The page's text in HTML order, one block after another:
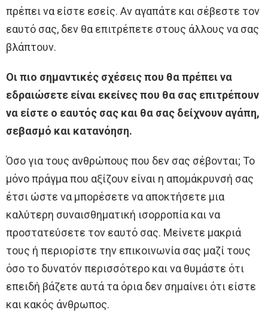
πρέπει να είστε εσείς. Αν αγαπάτε και σέβεστε τον
εαυτό σας, δεν θα επιτρέπετε στους άλλους να σας
βλάπτουν.
Οι πιο σημαντικές σχέσεις που θα πρέπει να
εδραιώσετε είναι εκείνες που θα σας επιτρέπουν
να είστε ο εαυτός σας και θα σας δείχνουν αγάπη,
σεβασμό και κατανόηση.
Όσο για τους ανθρώπους που δεν σας σέβονται; Το
μόνο πράγμα που αξίζουν είναι η απομάκρυνσή σας
έτσι ώστε να μπορέσετε να αποκτήσετε μια
καλύτερη συναισθηματική ισορροπία και να
προστατεύσετε τον εαυτό σας. Μείνετε μακριά
τους ή περιορίστε την επικοινωνία σας μαζί τους
όσο το δυνατόν περισσότερο και να θυμάστε ότι
επειδή βάζετε αυτά τα όρια δεν σημαίνει ότι είστε
και κακός άνθρωπος.